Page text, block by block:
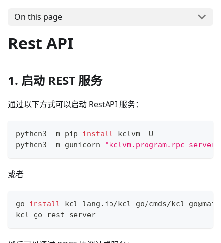
On this page
Rest API
1. 启动 REST 服务
通过以下方式可以启动 RestAPI 服务：
python3 -m pip install kclvm -U
python3 -m gunicorn
"kclvm.program.rpc-
或者
go install kcl-lang.io/kcl-go/cmds/kcl-go@main
kcl-go rest-server